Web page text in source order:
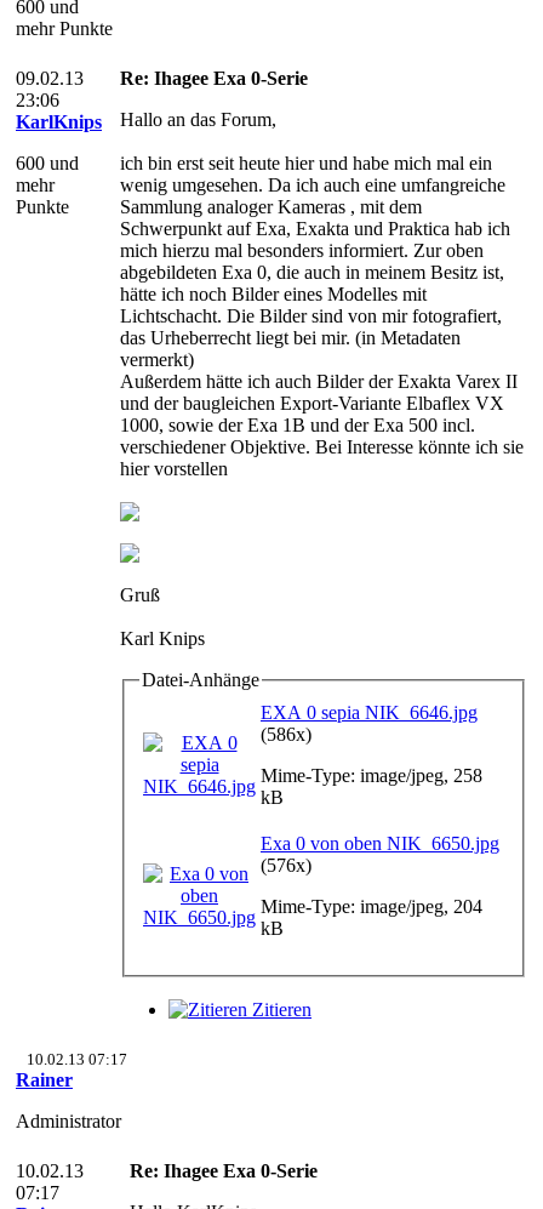
600 und
mehr Punkte
09.02.13
23:06
KarlKnips
600 und
mehr
Punkte
Re: Ihagee Exa 0-Serie
Hallo an das Forum,
ich bin erst seit heute hier und habe mich mal ein
wenig umgesehen. Da ich auch eine umfangreiche
Sammlung analoger Kameras , mit dem
Schwerpunkt auf Exa, Exakta und Praktica hab ich
mich hierzu mal besonders informiert. Zur oben
abgebildeten Exa 0, die auch in meinem Besitz ist,
hätte ich noch Bilder eines Modelles mit
Lichtschacht. Die Bilder sind von mir fotografiert,
das Urheberrecht liegt bei mir. (in Metadaten
vermerkt)
Außerdem hätte ich auch Bilder der Exakta Varex II
und der baugleichen Export-Variante Elbaflex VX
1000, sowie der Exa 1B und der Exa 500 incl.
verschiedener Objektive. Bei Interesse könnte ich sie
hier vorstellen
Gruß
Karl Knips
Datei-Anhänge
EXA 0 sepia NIK_6646.jpg
(586x)
Mime-Type: image/jpeg, 258
kB
Exa 0 von oben NIK_6650.jpg
(576x)
Mime-Type: image/jpeg, 204
kB
Zitieren
10.02.13 07:17
Rainer
Administrator
10.02.13
07:17
Re: Ihagee Exa 0-Serie